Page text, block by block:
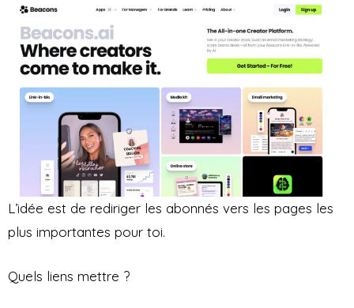
L’idée est de rediriger les abonnés vers les pages les
plus importantes pour toi.
Quels liens mettre ?